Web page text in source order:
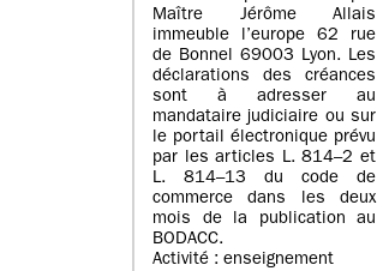
Maître Jérôme Allais
immeuble l’europe 62 rue
de Bonnel 69003 Lyon. Les
déclarations des créances
sont à adresser au
mandataire judiciaire ou sur
le portail électronique prévu
par les articles L. 814–2 et
L. 814–13 du code de
commerce dans les deux
mois de la publication au
BODACC.
Activité : enseignement